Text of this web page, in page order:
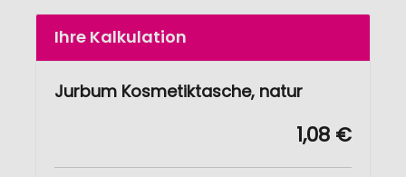
Ihre Kalkulation
Jurbum Kosmetiktasche, natur
1,08 €